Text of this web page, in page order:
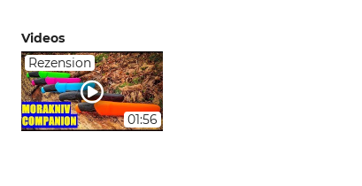
Videos
Rezension
01:56